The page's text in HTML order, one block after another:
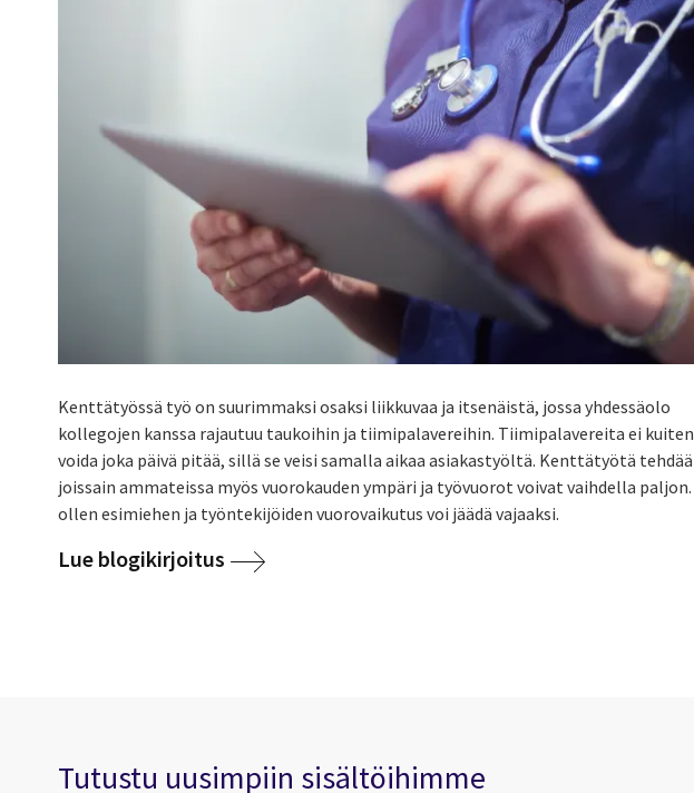
Kenttätyössä työ on suurimmaksi osaksi liikkuvaa ja itsenäistä, jossa yhdessäolo
kollegojen kanssa rajautuu taukoihin ja tiimipalavereihin. Tiimipalavereita ei
voida joka päivä pitää, sillä se veisi samalla aikaa asiakastyöltä. Kenttätyötä
joissain ammateissa myös vuorokauden ympäri ja työvuorot voivat vaihdella paljon.
ollen esimiehen ja työntekijöiden vuorovaikutus voi jäädä vajaaksi.
Lue blogikirjoitus
Tutustu uusimpiin sisältöihimme